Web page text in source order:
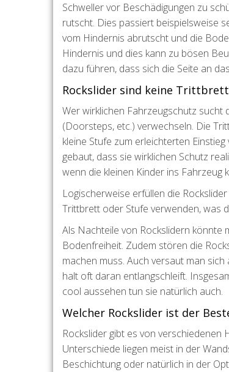
Schweller vor Beschädigungen zu
rutscht. Dies passiert beispielsweise
vom Hindernis abrutscht und die
Hindernis und dies kann zu bösen
dazu führen, dass sich die Seite an
Rockslider sind keine
Wer wirklichen Fahrzeugschutz
(Doorsteps, etc.) verwechseln. Die
kleine Stufe zum erleichterten
gebaut, dass sie wirklichen Schutz
wenn die kleinen Kinder ins Fahrzeug
Logischerweise erfüllen die
Trittbrett oder Stufe verwenden, was
Als Nachteile von Rockslidern könnte
Bodenfreiheit. Zudem stören die
machen muss. Auch versaut man
halt oft daran entlangschleift.
cool aussehen tun sie natürlich auch.
Welcher Rockslider ist der
Rockslider gibt es von verschiedenen
Unterschiede liegen meist in der
Beschichtung oder natürlich in der